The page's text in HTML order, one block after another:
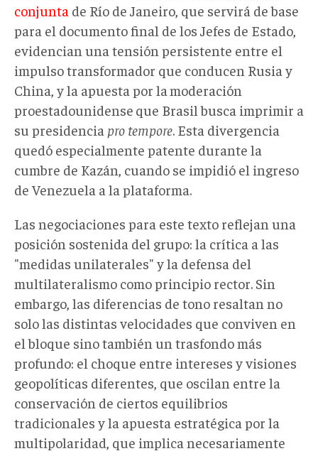
conjunta de Río de Janeiro, que servirá de base
para el documento final de los Jefes de Estado,
evidencian una tensión persistente entre el
impulso transformador que conducen Rusia y
China, y la apuesta por la moderación
proestadounidense que Brasil busca imprimir a
su presidencia pro tempore. Esta divergencia
quedó especialmente patente durante la
cumbre de Kazán, cuando se impidió el ingreso
de Venezuela a la plataforma.
Las negociaciones para este texto reflejan una
posición sostenida del grupo: la crítica a las
"medidas unilaterales" y la defensa del
multilateralismo como principio rector. Sin
embargo, las diferencias de tono resaltan no
solo las distintas velocidades que conviven en
el bloque sino también un trasfondo más
profundo: el choque entre intereses y visiones
geopolíticas diferentes, que oscilan entre la
conservación de ciertos equilibrios
tradicionales y la apuesta estratégica por la
multipolaridad, que implica necesariamente